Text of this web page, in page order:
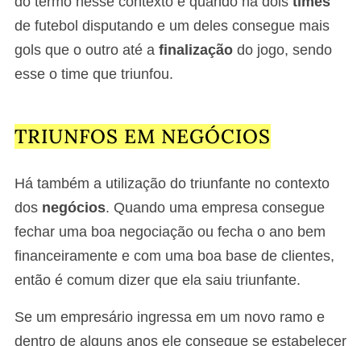
de futebol disputando e um deles consegue mais
gols que o outro até a finalização do jogo, sendo
esse o time que triunfou.
TRIUNFOS EM NEGÓCIOS
Há também a utilização do triunfante no contexto
dos negócios. Quando uma empresa consegue
fechar uma boa negociação ou fecha o ano bem
financeiramente e com uma boa base de clientes,
então é comum dizer que ela saiu triunfante.
Se um empresário ingressa em um novo ramo e
dentro de alguns anos ele consegue se estabelecer